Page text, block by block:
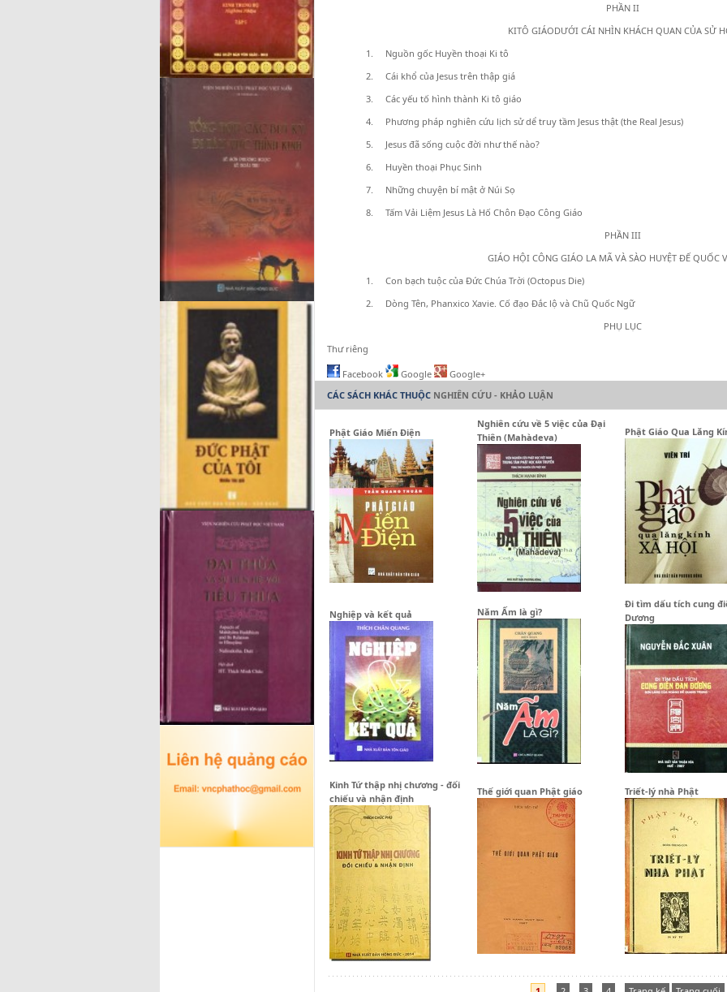
PHẦN II
KITÔ GIÁODƯỚI CÁI NHÌN KHÁCH QUAN CỦA SỬ
1. Nguồn gốc Huyền thoại Ki tô
2. Cái khổ của Jesus trên thập giá
3. Các yếu tố hình thành Ki tô giáo
4. Phương pháp nghiên cứu lịch sử dể truy tầm Jesus thật (the Real Jesus)
5. Jesus đã sống cuộc đời như thế nào?
6. Huyền thoại Phục Sinh
7. Những chuyện bí mật ở Núi Sọ
8. Tấm Vải Liệm Jesus Là Hố Chôn Đạo Công Giáo
PHẦN III
GIÁO HỘI CÔNG GIÁO LA MÃ VÀ SÀO HUYỆT ĐẾ QUỐC
1. Con bạch tuộc của Đức Chúa Trời (Octopus Die)
2. Dòng Tên, Phanxico Xavie. Cố đạo Đắc lộ và Chũ Quốc Ngữ
PHỤ LỤC
Thư riêng
Facebook Google
Google+
CÁC SÁCH KHÁC THUỘC NGHIÊN CỨU - KHẢO LUẬN
Phật Giáo Miến Điện
Nghiên cứu về 5 việc của Đại
Thiên (Mahàdeva)
Phật Giáo Qua Lăng
Nghiệp và kết quả Năm Ấm là gì?
Đi tìm dấu tích cung
Dương
Kinh Tứ thập nhị chương - đối
chiếu và nhận định
Thế giới quan Phật giáo Triết-lý nhà Phật